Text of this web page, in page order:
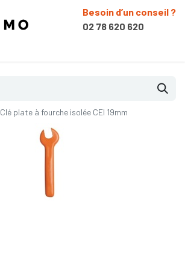
Besoin d’un conseil ?
02 78 620 620
Clé plate à fourche isolée CEI 19mm